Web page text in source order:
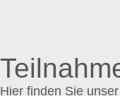
Hier finden Sie